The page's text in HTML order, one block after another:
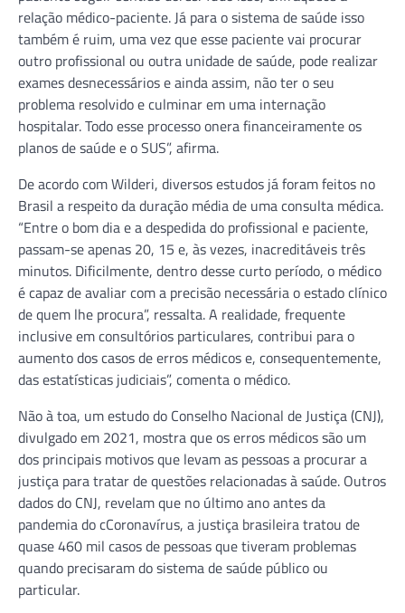
relação médico-paciente. Já para o sistema de saúde isso
também é ruim, uma vez que esse paciente vai procurar
outro profissional ou outra unidade de saúde, pode realizar
exames desnecessários e ainda assim, não ter o seu
problema resolvido e culminar em uma internação
hospitalar. Todo esse processo onera financeiramente os
planos de saúde e o SUS”, afirma.
De acordo com Wilderi, diversos estudos já foram feitos no
Brasil a respeito da duração média de uma consulta médica.
“Entre o bom dia e a despedida do profissional e paciente,
passam-se apenas 20, 15 e, às vezes, inacreditáveis três
minutos. Dificilmente, dentro desse curto período, o médico
é capaz de avaliar com a precisão necessária o estado clínico
de quem lhe procura”, ressalta. A realidade, frequente
inclusive em consultórios particulares, contribui para o
aumento dos casos de erros médicos e, consequentemente,
das estatísticas judiciais”, comenta o médico.
Não à toa, um estudo do Conselho Nacional de Justiça (CNJ),
divulgado em 2021, mostra que os erros médicos são um
dos principais motivos que levam as pessoas a procurar a
justiça para tratar de questões relacionadas à saúde. Outros
dados do CNJ, revelam que no último ano antes da
pandemia do cCoronavírus, a justiça brasileira tratou de
quase 460 mil casos de pessoas que tiveram problemas
quando precisaram do sistema de saúde público ou
particular.